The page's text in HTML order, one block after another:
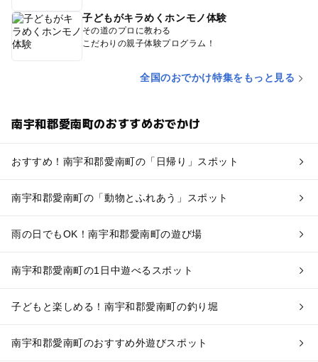
子どもがキラめくホンモノ体験
その道のプロに教わる
こだわりの親子体験プログラム！
全国のおでかけ特集をもっと見る
南宇和郡愛南町のおすすめおでかけ
おすすめ！南宇和郡愛南町の「日帰り」スポット
南宇和郡愛南町の「動物とふれあう」スポット
雨の日でもOK！南宇和郡愛南町の遊び場
南宇和郡愛南町の1日中遊べるスポット
子どもと楽しめる！南宇和郡愛南町の釣り堀
南宇和郡愛南町のおすすめ外遊びスポット